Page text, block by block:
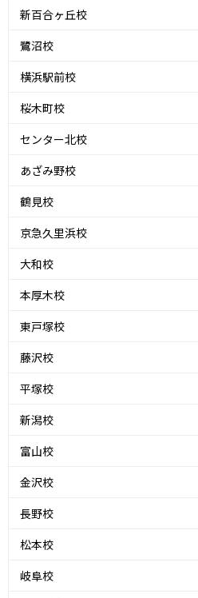
新百合ヶ丘校
鷺沼校
横浜駅前校
桜木町校
センター北校
あざみ野校
鶴見校
京急久里浜校
大和校
本厚木校
東戸塚校
藤沢校
平塚校
新潟校
富山校
金沢校
長野校
松本校
岐阜校